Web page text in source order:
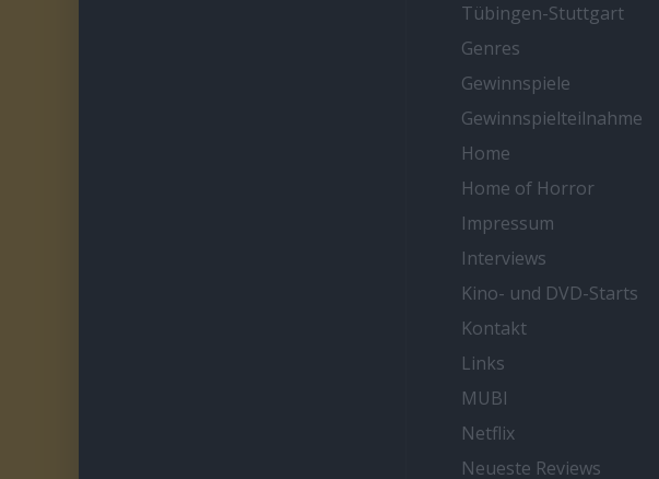
Tübingen-Stuttgart
Genres
Gewinnspiele
Gewinnspielteilnahme
Home
Home of Horror
Impressum
Interviews
Kino- und DVD-Starts
Kontakt
Links
MUBI
Netflix
Neueste Reviews